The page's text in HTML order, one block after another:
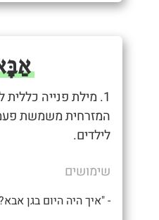
1. מילת פנייה
המזרחית משמשת
לילדים.
שימושים
- "איך היה היום בגן